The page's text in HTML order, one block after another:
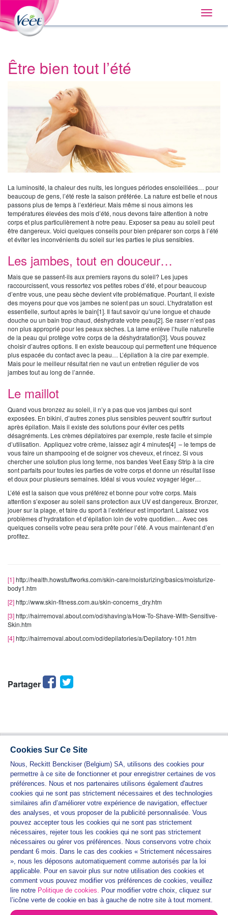
to:
Primary
Navigation,
Search
Accueil
Navigation
Toggle
Être bien tout l’été
La luminosité, la chaleur des nuits, les longues périodes ensoleillées… pour
beaucoup de gens, l’été reste la saison préférée. La nature est belle et nous
passons plus de temps à l’extérieur. Mais même si nous aimons les
températures élevées des mois d’été, nous devons faire attention à notre
corps et plus particulièrement à notre peau. Exposer sa peau au soleil peut
être dangereux. Voici quelques conseils pour bien préparer son corps à l’été
et éviter les inconvénients du soleil sur les parties le plus sensibles.
Les jambes, tout en douceur…
Mais que se passent-ils aux premiers rayons du soleil? Les jupes
raccourcissent, vous ressortez vos petites robes d’été, et pour beaucoup
d’entre vous, une peau sèche devient vite problématique. Pourtant, il existe
des moyens pour que vos jambes ne soient pas un souci. L’hydratation est
essentielle, surtout après le bain[1]. Il faut savoir qu’une longue et chaude
douche ou un bain trop chaud, déshydrate votre peau[2]. Se raser n’est pas
non plus approprié pour les peaux sèches. La lame enlève l’huile naturelle
de la peau qui protège votre corps de la déshydratation[3]. Vous pouvez
choisir d’autres options. Il en existe beaucoup qui permettent une fréquence
plus espacée du contact avec la peau… L’épilation à la cire par exemple.
Mais pour le meilleur résultat rien ne vaut un entretien régulier de vos
jambes tout au long de l’année.
Le maillot
Quand vous bronzez au soleil, il n’y a pas que vos jambes qui sont
exposées. En bikini, d’autres zones plus sensibles peuvent souffrir surtout
après épilation. Mais il existe des solutions pour éviter ces petits
désagréments. Les crèmes dépilatoires par exemple, reste facile et simple
d’utilisation. Appliquez votre crème, laissez agir 4 minutes[4] – le temps de
vous faire un shampooing et de soigner vos cheveux, et rincez. Si vous
chercher une solution plus long terme, nos bandes Veet Easy Strip à la cire
sont parfaits pour toutes les parties de votre corps et donne un résultat lisse
et doux pour plusieurs semaines. Idéal si vous voulez voyager léger…
L’été est la saison que vous préférez et bonne pour votre corps. Mais
attention s’exposer au soleil sans protection aux UV est dangereux. Bronzer,
jouer sur la plage, et faire du sport à l’extérieur est important. Laissez vos
problèmes d’hydratation et d’épilation loin de votre quotidien… Avec ces
quelques conseils votre peau sera prête pour l’été. A vous maintenant d’en
profitez.
[1]http://health.howstuffworks.com/skin-care/moisturizing/basics/moisturize-
body1.htm
[2]http://www.skin-fitness.com.au/skin-concerns_dry.htm
[3]http://hairremoval.about.com/od/shaving/a/How-To-Shave-With-Sensitive-
Skin.htm
[4]http://hairremoval.about.com/od/depilatories/a/Depilatory-101.htm
Partager Facebook
Twitter
GAMME VEET
GUIDES PRATIQUES
CONTACTEZ-NOUS
PLAN DU SITE
CONDITIONS D'UTILISATION
Cookies Sur Ce Site
Nous, Reckitt Benckiser (Belgium) SA, utilisons des cookies pour
permettre à ce site de fonctionner et pour enregistrer certaines de vos
préférences. Nous et nos partenaires utilisons également d'autres
cookies qui ne sont pas strictement nécessaires et des technologies
similaires afin d’améliorer votre expérience de navigation, effectuer
des analyses, et vous proposer de la publicité personnalisée. Vous
pouvez accepter tous les cookies qui ne sont pas strictement
nécessaires, rejeter tous les cookies qui ne sont pas strictement
nécessaires ou gérer vos préférences. Nous conservons votre choix
pendant 6 mois. Dans le cas des cookies « Strictement nécessaires
», nous les déposons automatiquement comme autorisés par la loi
applicable. Pour en savoir plus sur notre utilisation des cookies et
comment vous pouvez modifier vos préférences de cookies, veuillez
lire notre Politique de cookies. Pour modifier votre choix, cliquez sur
l’icône verte de cookie en bas à gauche de notre site à tout moment.